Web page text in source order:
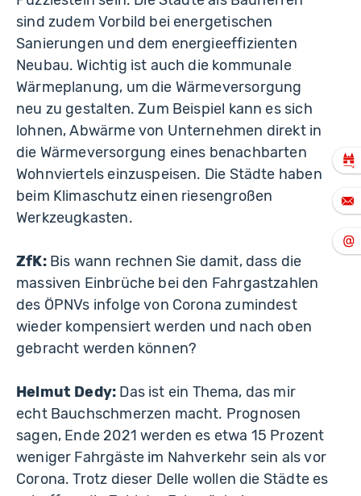
sind zudem Vorbild bei energetischen
Sanierungen und dem energieeffizienten
Neubau. Wichtig ist auch die kommunale
Wärmeplanung, um die Wärmeversorgung
neu zu gestalten. Zum Beispiel kann es sich
lohnen, Abwärme von Unternehmen direkt in
die Wärmeversorgung eines benachbarten
Wohnviertels einzuspeisen. Die Städte haben
beim Klimaschutz einen riesengroßen
Werkzeugkasten.
ZfK: Bis wann rechnen Sie damit, dass die
massiven Einbrüche bei den Fahrgastzahlen
des ÖPNVs infolge von Corona zumindest
wieder kompensiert werden und nach oben
gebracht werden können?
Helmut Dedy: Das ist ein Thema, das mir
echt Bauchschmerzen macht. Prognosen
sagen, Ende 2021 werden es etwa 15 Prozent
weniger Fahrgäste im Nahverkehr sein als vor
Corona. Trotz dieser Delle wollen die Städte es